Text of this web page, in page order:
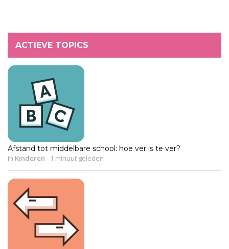
ACTIEVE TOPICS
Afstand tot middelbare school: hoe ver is te ver?
in Kinderen - 1 minuut geleden